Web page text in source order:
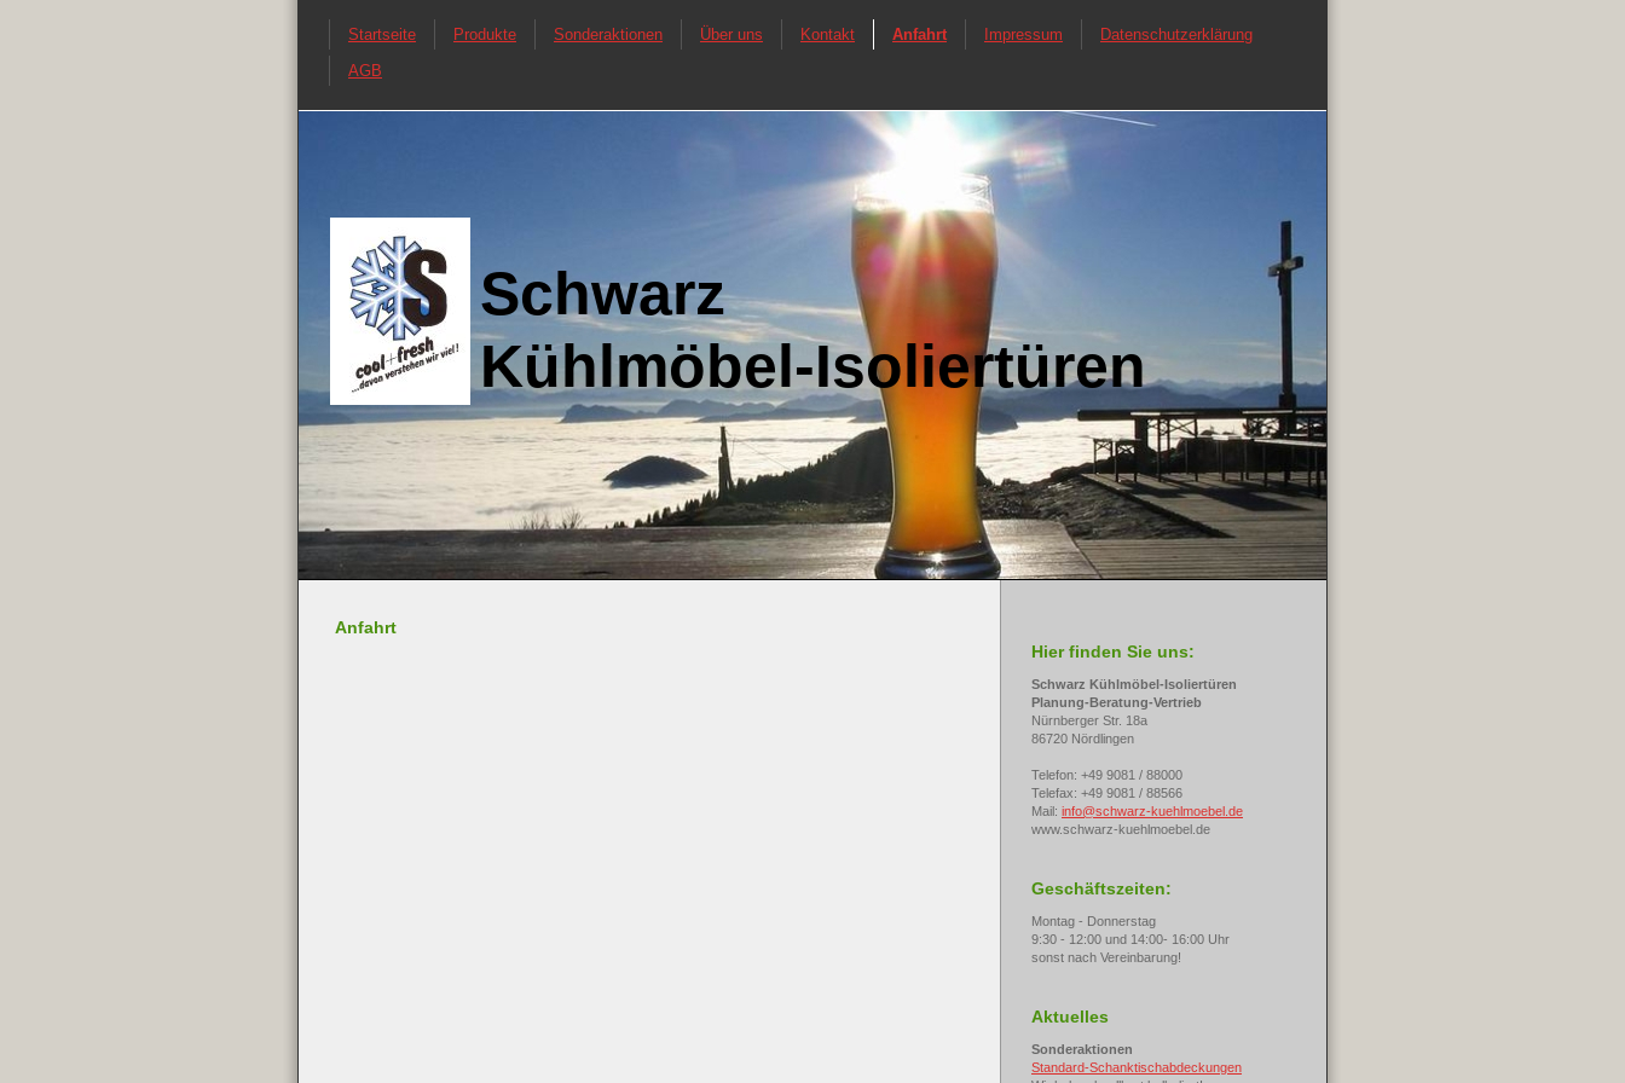
Startseite Produkte Sonderaktionen Über uns Kontakt Anfahrt Impressum
Datenschutzerklärung
AGB
Schwarz
Kühlmöbel-Isoliertüren
Anfahrt
Hier finden Sie uns:
Schwarz Kühlmöbel-Isoliertüren
Planung-Beratung-Vertrieb
Nürnberger Str. 18a
86720 Nördlingen
Telefon: +49 9081 / 88000
Telefax: +49 9081 / 88566
Mail: info@schwarz-kuehlmoebel.de
www.schwarz-kuehlmoebel.de
Geschäftszeiten:
Montag - Donnerstag
9:30 - 12:00 und 14:00- 16:00 Uhr
sonst nach Vereinbarung!
Aktuelles
Sonderaktionen
Standard-Schanktischabdeckungen